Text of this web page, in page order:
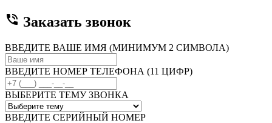
phone_in_talk Заказать звонок
ВВЕДИТЕ ВАШЕ ИМЯ (МИНИМУМ 2 СИМВОЛА)
ВВЕДИТЕ НОМЕР ТЕЛЕФОНА (11 ЦИФР)
ВЫБЕРИТЕ ТЕМУ ЗВОНКА
ВВЕДИТЕ СЕРИЙНЫЙ НОМЕР